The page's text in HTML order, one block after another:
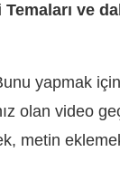
Temaları ve
yapmak
olan video
metin